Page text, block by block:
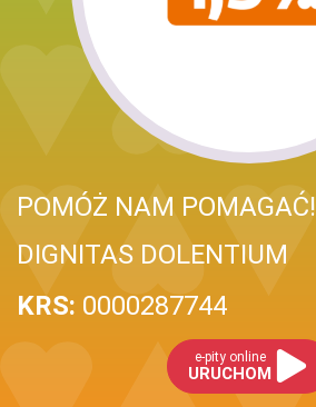
POMÓŻ NAM POMAGAĆ!
DIGNITAS DOLENTIUM
KRS: 0000287744
e-pity online
URUCHOM